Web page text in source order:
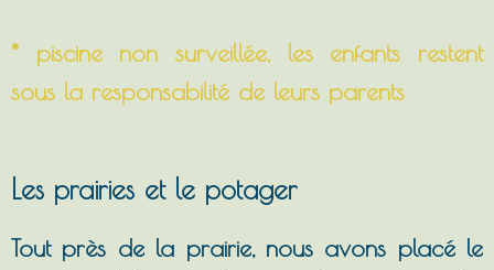
* piscine non surveillée, les enfants restent
sous la responsabilité de leurs parents
Les prairies et le potager
Tout près de la prairie, nous avons placé le